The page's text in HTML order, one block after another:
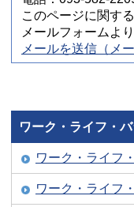
このページに関す
メールフォームよ
メールを送信（メ
ワーク・ライフ・
ワーク・ライフ
ワーク・ライフ